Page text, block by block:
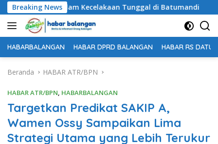
Langsung
ke
konten
Breaking News
Dunia dalam Kecelakaan Tunggal di Batumandi
HABARBALANGAN HABAR DPRD BALANGAN HABAR RS DATU
Beranda HABAR ATR/BPN
HABAR ATR/BPN, HABARBALANGAN
Targetkan Predikat SAKIP A,
Wamen Ossy Sampaikan Lima
Strategi Utama yang Lebih Terukur